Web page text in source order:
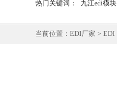
热门关键词： 九江edi模块
当前位置： EDI厂家 > EDI